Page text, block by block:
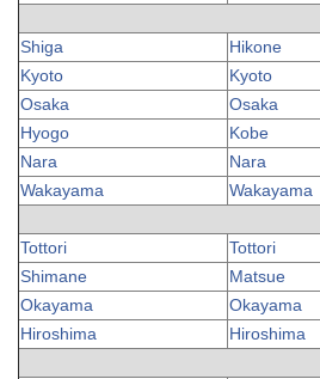
Shiga
Hikone
Kyoto
Kyoto
Osaka
Osaka
Hyogo
Kobe
Nara
Nara
Wakayama
Wakayama
Tottori
Tottori
Shimane
Matsue
Okayama
Okayama
Hiroshima
Hiroshima